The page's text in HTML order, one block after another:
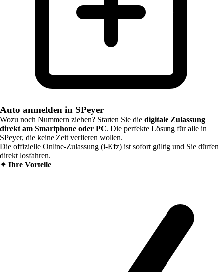
Auto anmelden in SPeyer
Wozu noch Nummern ziehen? Starten Sie die digitale Zulassung
direkt am Smartphone oder PC. Die perfekte Lösung für alle in
SPeyer, die keine Zeit verlieren wollen.
Die offizielle Online-Zulassung (i-Kfz) ist sofort gültig und Sie dürfen
direkt losfahren.
✦ Ihre Vorteile